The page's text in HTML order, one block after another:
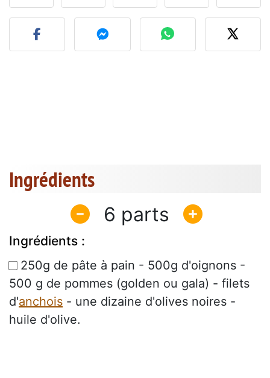
Publier votre photo de
Ingrédients
6
Ingrédients :
250g de pâte à pain - 500g d'oignons -
500 g de pommes (golden ou gala) - filets
d'anchois - une dizaine d'olives noires -
huile d'olive.